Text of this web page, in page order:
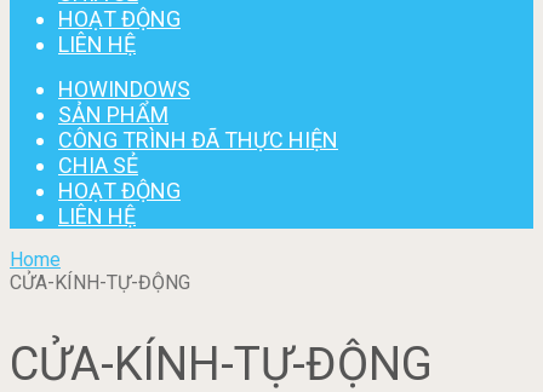
HOẠT ĐỘNG
LIÊN HỆ
HOWINDOWS
SẢN PHẨM
CÔNG TRÌNH ĐÃ THỰC HIỆN
CHIA SẺ
HOẠT ĐỘNG
LIÊN HỆ
Home
CỬA-KÍNH-TỰ-ĐỘNG
CỬA-KÍNH-TỰ-ĐỘNG